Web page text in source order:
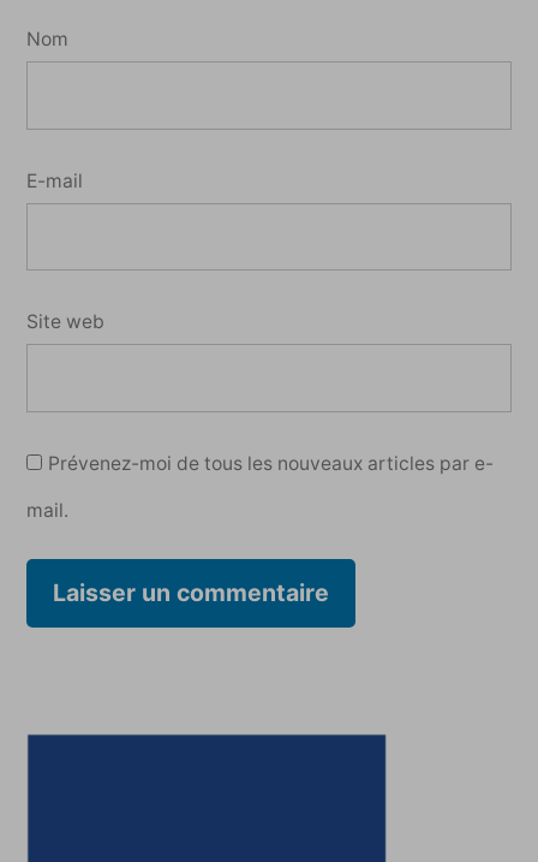
Nom
E-mail
Site web
Prévenez-moi de tous les nouveaux articles par e-
mail.